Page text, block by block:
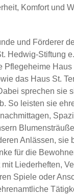
Komfort und
und Förderer
Hedwig-Stiftung
Pflegeheime
das Haus St.
sprechen sie
So leisten sie
Anlässen, sie
für die
Liederheften,
Spiele oder